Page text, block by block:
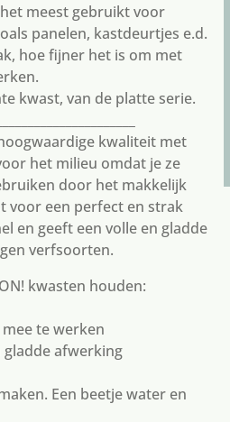
meest gebruikt voor
panelen, kastdeurtjes e.d.
hoe fijner het is om met
kwast, van de platte serie.
kwaliteit met
het milieu omdat je ze
door het makkelijk
voor een perfect en strak
en geeft een volle en gladde
verfsoorten.
kwasten houden:
te werken
gladde afwerking
Een beetje water en